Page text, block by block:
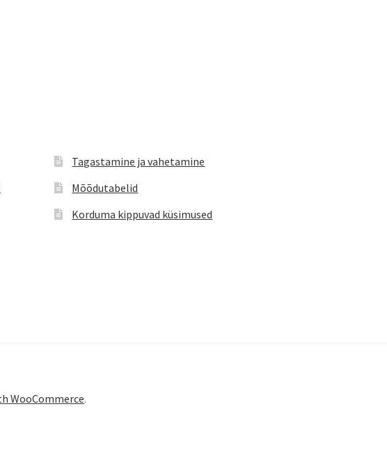
Tagastamine ja vahetamine
Mõõdutabelid
Korduma kippuvad küsimused
WooCommerce.